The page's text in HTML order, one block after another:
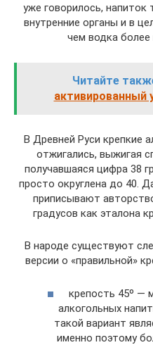
уже говорилось,
внутренние органы и в
чем водка
Читайте
активированный
В Древней Руси крепкие
отжигались, выжигая
получавшаяся цифра 38
просто округлена до 40.
приписывают
градусов как эталона
В народе существуют
версии о «правильной»
крепость 45º —
алкогольных
такой вариант
именно поэтому